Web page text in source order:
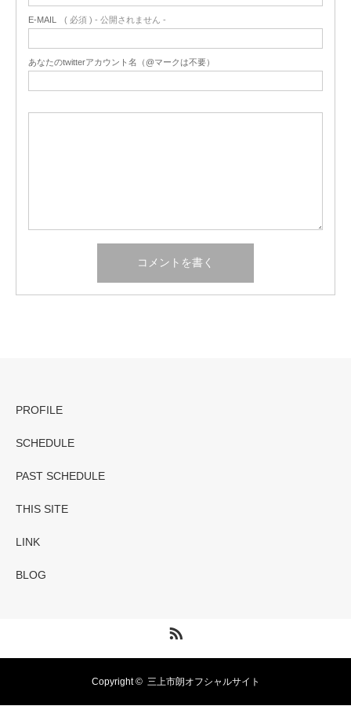
E-MAIL ( 必須 ) - 公開されません -
あなたのtwitterアカウント名（@マークは不要）
PROFILE
SCHEDULE
PAST SCHEDULE
THIS SITE
LINK
BLOG
Copyright © 三上市朗オフシャルサイト